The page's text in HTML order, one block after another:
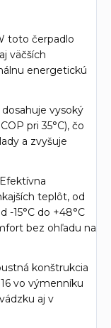
toto čerpadlo
väčších
energetickú
dosahuje vysoký
pri 35°C), čo
a zvyšuje
teplôt, od
-15°C do +48°C
bez ohľadu na
konštrukcia
vo výmenníku
aj v